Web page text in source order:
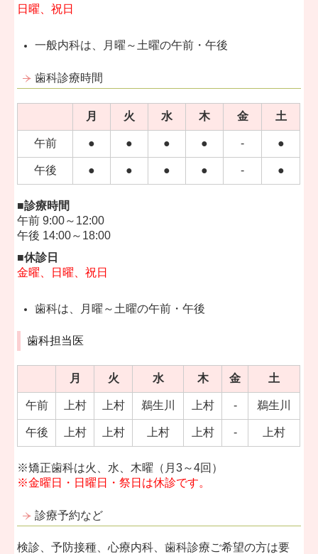
日曜、祝日
一般内科は、月曜～土曜の午前・午後
歯科診療時間
月 火 水 木 金 土
午前 ● ● ● ● - ●
午後 ● ● ● ● - ●
■診療時間
午前 9:00～12:00
午後 14:00～18:00
■休診日
金曜、日曜、祝日
歯科は、月曜～土曜の午前・午後
歯科担当医
月 火 水 木 金 土
午前 上村 上村 鵜生川 上村 - 鵜生川
午後 上村 上村 上村 上村 - 上村
※矯正歯科は火、水、木曜（月3～4回）
※金曜日・日曜日・祭日は休診です。
診療予約など
検診、予防接種、心療内科、歯科診療ご希望の方は要